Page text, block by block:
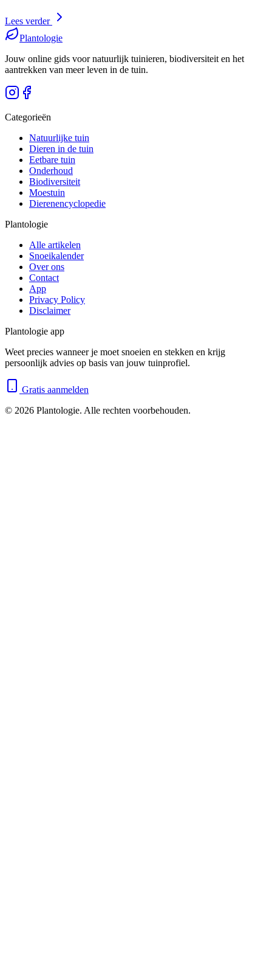
Lees verder
Plantologie
Jouw online gids voor natuurlijk tuinieren, biodiversiteit en het
aantrekken van meer leven in de tuin.
Categorieën
Natuurlijke tuin
Dieren in de tuin
Eetbare tuin
Onderhoud
Biodiversiteit
Moestuin
Dierenencyclopedie
Plantologie
Alle artikelen
Snoeikalender
Over ons
Contact
App
Privacy Policy
Disclaimer
Plantologie app
Weet precies wanneer je moet snoeien en stekken en krijg
persoonlijk advies op basis van jouw tuinprofiel.
Gratis aanmelden
© 2026 Plantologie. Alle rechten voorbehouden.